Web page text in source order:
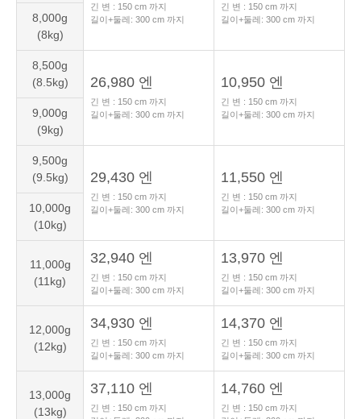
긴 변 : 150 cm 까지
길이+둘레: 300 cm 까지
긴 변 : 150 cm 까지
길이+둘레: 300 cm 까지
8,000g
(8kg)
8,500g
(8.5kg)
26,980 엔
긴 변 : 150 cm 까지
길이+둘레: 300 cm 까지
10,950 엔
긴 변 : 150 cm 까지
길이+둘레: 300 cm 까지
9,000g
(9kg)
9,500g
(9.5kg)
29,430 엔
긴 변 : 150 cm 까지
길이+둘레: 300 cm 까지
11,550 엔
긴 변 : 150 cm 까지
길이+둘레: 300 cm 까지
10,000g
(10kg)
11,000g
(11kg)
32,940 엔
긴 변 : 150 cm 까지
길이+둘레: 300 cm 까지
13,970 엔
긴 변 : 150 cm 까지
길이+둘레: 300 cm 까지
12,000g
(12kg)
34,930 엔
긴 변 : 150 cm 까지
길이+둘레: 300 cm 까지
14,370 엔
긴 변 : 150 cm 까지
길이+둘레: 300 cm 까지
13,000g
(13kg)
37,110 엔
긴 변 : 150 cm 까지
14,760 엔
긴 변 : 150 cm 까지